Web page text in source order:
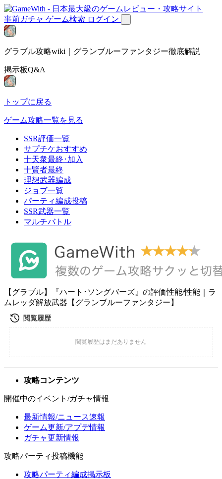
事前ガチャ ゲーム検索 ログイン
グラブル攻略wiki｜グランブルーファンタジー徹底解説
掲示板Q&A
トップに戻る
ゲーム攻略一覧を見る
SSR評価一覧
サプチケおすすめ
十天衆最終･加入
十賢者最終
理想武器編成
ジョブ一覧
パーティ編成投稿
SSR武器一覧
マルチバトル
【グラブル】『ハート･ソングバーズ』の評価性能/性能｜ラ
ムレッダ解放武器【グランブルーファンタジー】
攻略コンテンツ
開催中のイベント/ガチャ情報
最新情報/ニュース速報
ゲーム更新/アプデ情報
ガチャ更新情報
攻略パーティ投稿機能
攻略パーティ編成掲示板